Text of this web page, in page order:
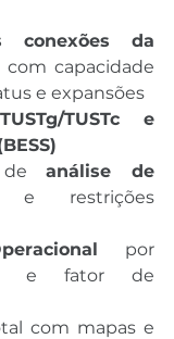
conexões da
com capacidade
e expansões
TUSTc e
de análise de
restrições
por
e fator de
com mapas e